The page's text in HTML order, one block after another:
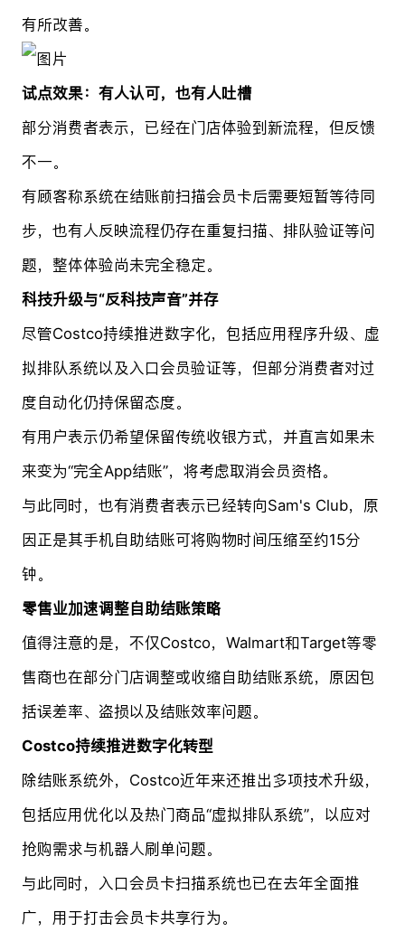
有所改善。
试点效果：有人认可，也有人吐槽
部分消费者表示，已经在门店体验到新流程，但反馈
不一。
有顾客称系统在结账前扫描会员卡后需要短暂等待同
步，也有人反映流程仍存在重复扫描、排队验证等问
题，整体体验尚未完全稳定。
科技升级与“反科技声音”并存
尽管Costco持续推进数字化，包括应用程序升级、虚
拟排队系统以及入口会员验证等，但部分消费者对过
度自动化仍持保留态度。
有用户表示仍希望保留传统收银方式，并直言如果未
来变为“完全App结账”，将考虑取消会员资格。
与此同时，也有消费者表示已经转向Sam's Club，原
因正是其手机自助结账可将购物时间压缩至约15分
钟。
零售业加速调整自助结账策略
值得注意的是，不仅Costco，Walmart和Target等零
售商也在部分门店调整或收缩自助结账系统，原因包
括误差率、盗损以及结账效率问题。
Costco持续推进数字化转型
除结账系统外，Costco近年来还推出多项技术升级，
包括应用优化以及热门商品“虚拟排队系统”，以应对
抢购需求与机器人刷单问题。
与此同时，入口会员卡扫描系统也已在去年全面推
广，用于打击会员卡共享行为。